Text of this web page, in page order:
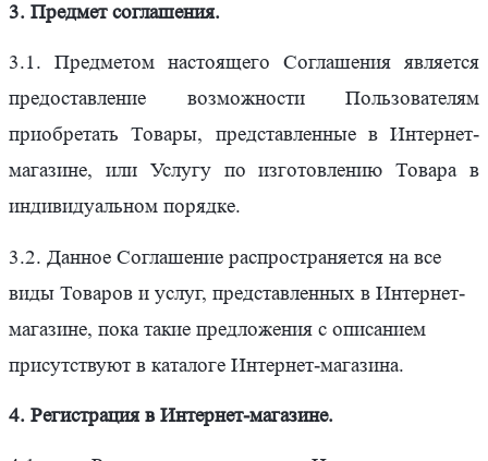
3. Предмет соглашения.
3.1. Предметом настоящего Соглашения является
предоставление возможности Пользователям
приобретать Товары, представленные в Интернет-
магазине, или Услугу по изготовлению Товара в
индивидуальном порядке.
3.2. Данное Соглашение распространяется на все
виды Товаров и услуг, представленных в Интернет-
магазине, пока такие предложения с описанием
присутствуют в каталоге Интернет-магазина.
4. Регистрация в Интернет-магазине.